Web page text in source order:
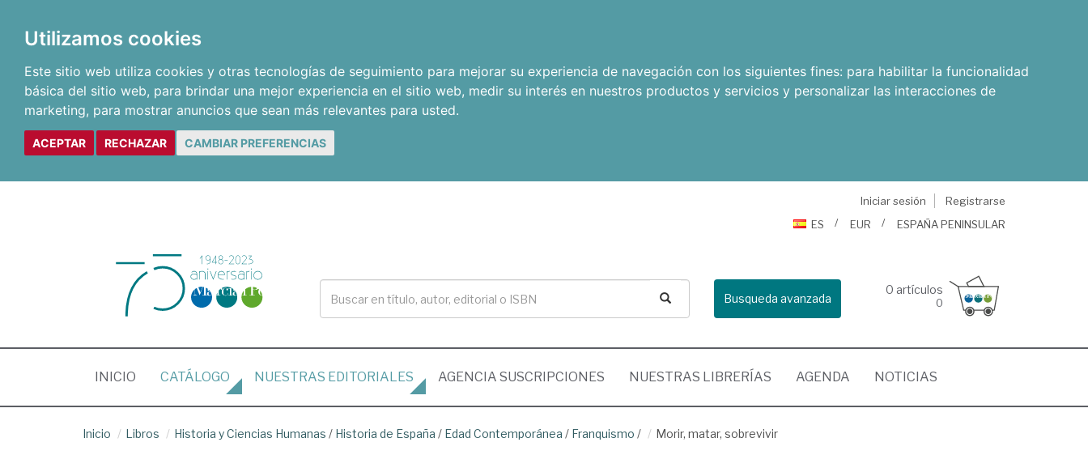
Utilizamos cookies
Este sitio web utiliza cookies y otras tecnologías de seguimiento para mejorar su experiencia de navegación con los siguientes fines: para habilitar la funcionalidad
básica del sitio web, para brindar una mejor experiencia en el sitio web, medir su interés en nuestros productos y servicios y personalizar las interacciones de
marketing, para mostrar anuncios que sean más relevantes para usted.
ACEPTAR RECHAZAR CAMBIAR PREFERENCIAS
Iniciar sesión
Registrarse
ES
EUR ESPAÑA PENINSULAR
Busqueda avanzada
0 artículos
0
INICIO (CURRENT)
CATÁLOGO NUESTRAS EDITORIALES AGENCIA SUSCRIPCIONES NUESTRAS LIBRERÍAS AGENDA NOTICIAS
Inicio Libros Historia y Ciencias Humanas / Historia de España / Edad Contemporánea / Franquismo / Morir, matar, sobrevivir